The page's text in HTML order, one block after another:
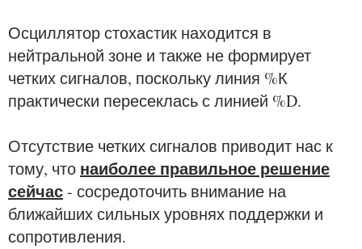
Осциллятор стохастик находится в
нейтральной зоне и также не формирует
четких сигналов, поскольку линия %К
практически пересеклась с линией %D.
Отсутствие четких сигналов приводит нас к
тому, что наиболее правильное решение
сейчас- сосредоточить внимание на
ближайших сильных уровнях поддержки и
сопротивления.